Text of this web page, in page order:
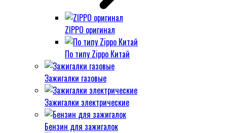
ZIPPO оригинал
По типу Zippo Китай
Зажигалки газовые
Зажигалки электрические
Бензин для зажигалок